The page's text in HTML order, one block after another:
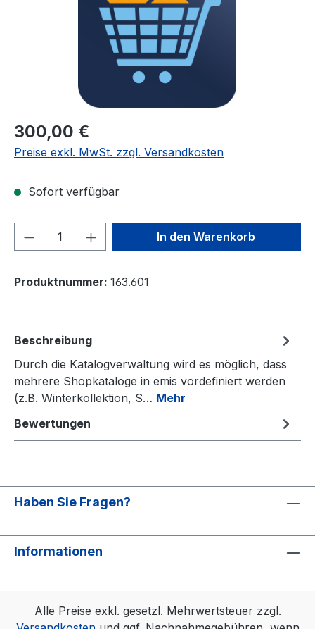
Regulärer Preis:
300,00 €
Preise exkl. MwSt. zzgl. Versandkosten
Sofort verfügbar
Produkt Anzahl: Gib denIn den Warenkorb
Produktnummer: 163.601
Beschreibung
Durch die Katalogverwaltung wird es möglich, dass
mehrere Shopkataloge in emis vordefiniert werden
(z.B. Winterkollektion, S… Mehr
Bewertungen
Haben Sie Fragen?
Informationen
Alle Preise exkl. gesetzl. Mehrwertsteuer zzgl.